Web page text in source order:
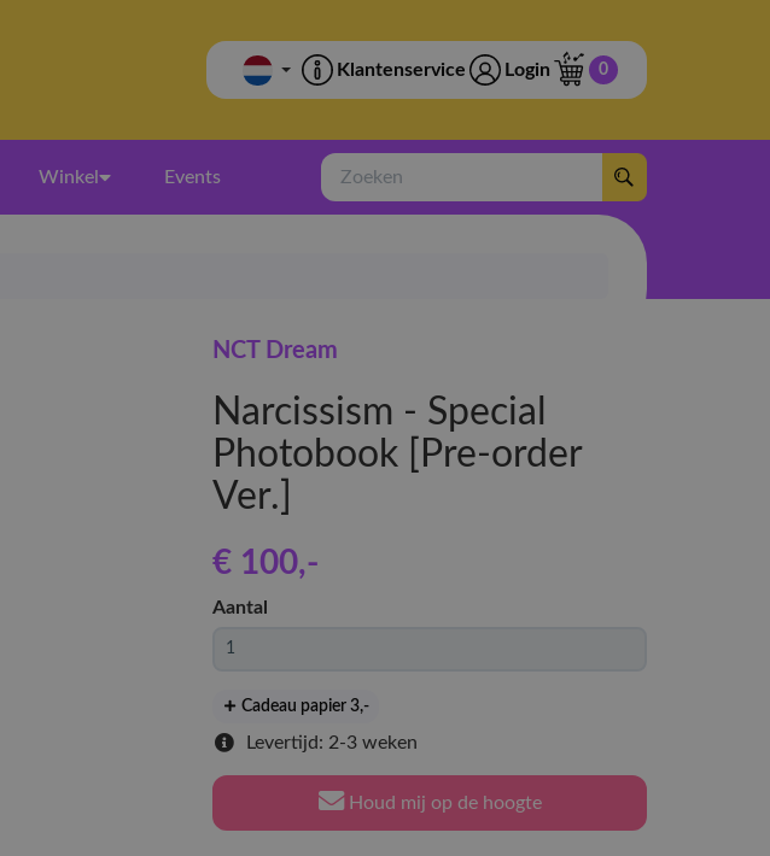
Klantenservice Login 0
Winkel Events
Zoeken
NCT Dream
Narcissism - Special
Photobook [Pre-order
Ver.]
€ 100,-
Aantal
Cadeau papier 3,-
Levertijd: 2-3 weken
Houd mij op de hoogte